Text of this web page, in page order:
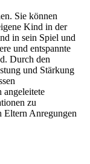
Sie können
Kind in der
in sein Spiel und
und entspannte
Durch den
und Stärkung
angeleitete
zu
Eltern Anregungen